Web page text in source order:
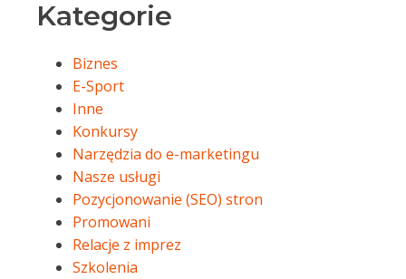
Kategorie
Biznes
E-Sport
Inne
Konkursy
Narzędzia do e-marketingu
Nasze usługi
Pozycjonowanie (SEO) stron
Promowani
Relacje z imprez
Szkolenia